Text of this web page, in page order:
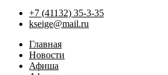
+7 (41132) 35-3-35
kseige@mail.ru
Главная
Новости
Афиша